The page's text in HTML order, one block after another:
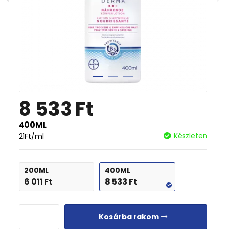
8 533Ft
400ML
21Ft/ml Készleten
200ML
6 011 Ft
400ML
8 533 Ft
Kosárba rakom